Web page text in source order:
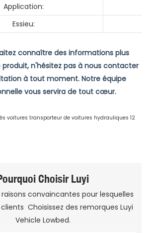
Application:
Essieu:
connaître des informations plus
produit, n'hésitez pas à nous contacter
à tout moment. Notre équipe
vous servira de tout cœur.
Choisir Luyi
raisons convaincantes pour lesquelles
Choisissez des remorques Luyi
Vehicle Lowbed.